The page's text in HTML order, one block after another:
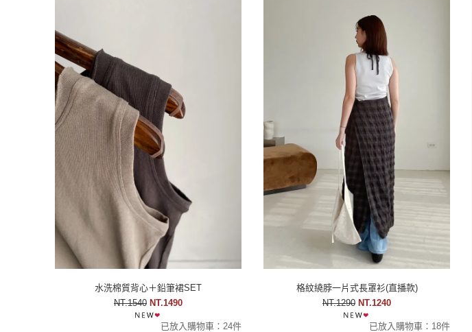
水洗棉質背心＋鉛筆裙SET
NT.1540 NT.1490
已放入購物車：24件
格紋繞脖一片式長罩衫(直播款)
NT.1290 NT.1240
已放入購物車：18件